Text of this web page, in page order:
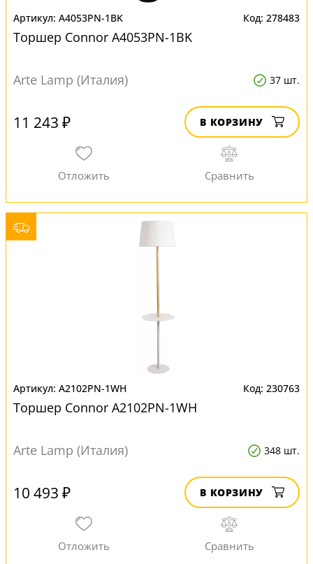
A4053PN-1BK 278483
Торшер Connor A4053PN-1BK
Arte Lamp (Италия) 37 шт.
11 243 ₽ В КОРЗИНУ
A2102PN-1WH 230763
Торшер Connor A2102PN-1WH
Arte Lamp (Италия) 348 шт.
10 493 ₽ В КОРЗИНУ